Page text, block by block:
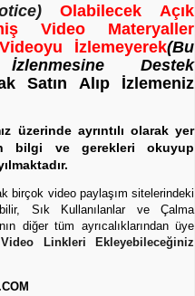
Olabilecek Açık
Video Materyaller
İzlemeyerek(Bu
Destek
Satın Alıp İzlemeniz
üzerinde ayrıntılı olarak yer
bilgi ve gerekleri okuyup
birçok video paylaşım sitelerindeki
Sık Kullanılanlar ve Çalma
diğer tüm ayrıcalıklarından üye
Video Linkleri Ekleyebileceğiniz